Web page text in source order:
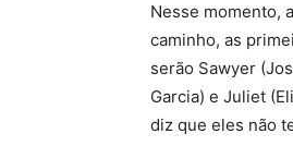
Nesse momento,
caminho, as
serão Sawyer
Garcia) e Juliet
diz que eles não